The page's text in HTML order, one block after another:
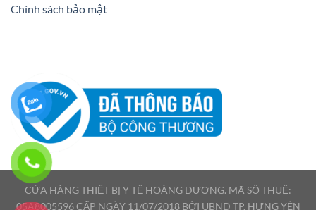
Chính sách bảo mật
CỬA HÀNG THIẾT BỊ Y TẾ HOÀNG DƯƠNG. MÃ SỐ THUẾ:
05A8005596 CẤP NGÀY 11/07/2018 BỞI UBND TP. HƯNG YÊN